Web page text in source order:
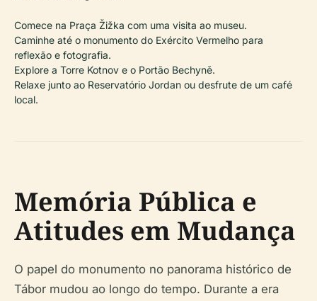
Comece na Praça Žižka com uma visita ao museu.
Caminhe até o monumento do Exército Vermelho para
reflexão e fotografia.
Explore a Torre Kotnov e o Portão Bechyně.
Relaxe junto ao Reservatório Jordan ou desfrute de um café
local.
Memória Pública e
Atitudes em Mudança
O papel do monumento no panorama histórico de
Tábor mudou ao longo do tempo. Durante a era